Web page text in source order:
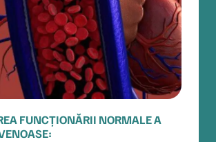
FUNCȚIONĂRII NORMALE A